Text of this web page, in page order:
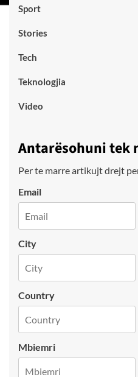
Sport
Stories
Tech
Teknologjia
Video
Antarësohuni tek
Per te marre artikujt drejt
Email
City
Country
Mbiemri